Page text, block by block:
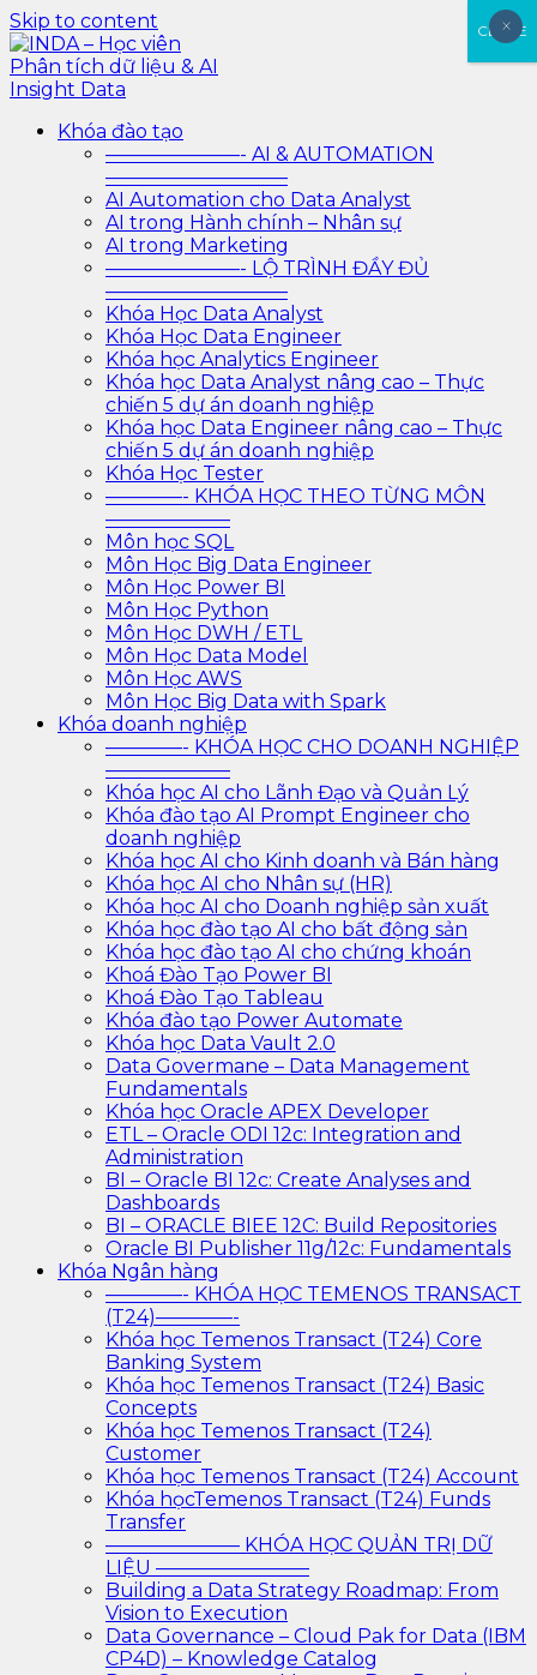
Skip to content
INDA – Học viên Phân tích dữ liệu & AI Insight Data
INDA – Học viện Đào tạo phân tích dữ liệu & AI chuyên
sâu cho ngành ngân hàng – bảo hiểm – chứng khoán
và doanh nghiệp với các project thực tế, cá nhân hóa
lộ trình với AI
Khóa đào tạo
———————- AI & AUTOMATION
—————————–
AI Automation cho Data Analyst
AI trong Hành chính – Nhân sự
AI trong Marketing
———————- LỘ TRÌNH ĐẦY ĐỦ
—————————–
Khóa Học Data Analyst
Khóa Học Data Engineer
Khóa học Analytics Engineer
Khóa học Data Analyst nâng cao – Thực
chiến 5 dự án doanh nghiệp
Khóa học Data Engineer nâng cao – Thực
chiến 5 dự án doanh nghiệp
Khóa Học Tester
————- KHÓA HỌC THEO TỪNG MÔN
——————–
Môn học SQL
Môn Học Big Data Engineer
Môn Học Power BI
Môn Học Python
Môn Học DWH / ETL
Môn Học Data Model
Môn Học AWS
Môn Học Big Data with Spark
Khóa doanh nghiệp
————- KHÓA HỌC CHO DOANH NGHIỆP
——————–
Khóa học AI cho Lãnh Đạo và Quản Lý
Khóa đào tạo AI Prompt Engineer cho
doanh nghiệp
Khóa học AI cho Kinh doanh và Bán hàng
Khóa học AI cho Nhân sự (HR)
Khóa học AI cho Doanh nghiệp sản xuất
Khóa học đào tạo AI cho bất động sản
Khóa học đào tạo AI cho chứng khoán
Khoá Đào Tạo Power BI
Khoá Đào Tạo Tableau
Khóa đào tạo Power Automate
Khóa học Data Vault 2.0
Data Govermane – Data Management
Fundamentals
Khóa học Oracle APEX Developer
ETL – Oracle ODI 12c: Integration and
Administration
BI – Oracle BI 12c: Create Analyses and
Dashboards
BI – ORACLE BIEE 12C: Build Repositories
Oracle BI Publisher 11g/12c: Fundamentals
Khóa Ngân hàng
————- KHÓA HỌC TEMENOS TRANSACT
(T24)————-
Khóa học Temenos Transact (T24) Core
Banking System
Khóa học Temenos Transact (T24) Basic
Concepts
Khóa học Temenos Transact (T24)
Customer
Khóa học Temenos Transact (T24) Account
Khóa họcTemenos Transact (T24) Funds
Transfer
——————— KHÓA HỌC QUẢN TRỊ DỮ
LIỆU ————————
Building a Data Strategy Roadmap: From
Vision to Execution
Data Governance – Cloud Pak for Data (IBM
CP4D) – Knowledge Catalog
×
CLOSE
×